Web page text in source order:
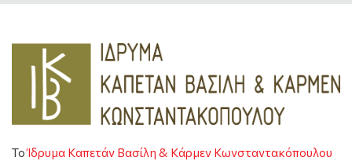
ΤοΊδρυμα Καπετάν Βασίλη & Κάρμεν Κωνσταντακόπουλου